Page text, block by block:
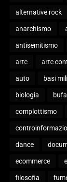
alternative rock
anarchismo
antisemitismo
arte arte
auto basi
biologia
complottismo
dance
ecommerce
filosofia